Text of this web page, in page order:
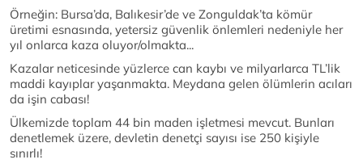
Örneğin: Bursa’da, Balıkesir’de ve Zonguldak’ta kömür
üretimi esnasında, yetersiz güvenlik önlemleri nedeniyle her
yıl onlarca kaza oluyor/olmakta...
Kazalar neticesinde yüzlerce can kaybı ve milyarlarca TL’lik
maddi kayıplar yaşanmakta. Meydana gelen ölümlerin acıları
da işin cabası!
Ülkemizde toplam 44 bin maden işletmesi mevcut. Bunları
denetlemek üzere, devletin denetçi sayısı ise 250 kişiyle
sınırlı!